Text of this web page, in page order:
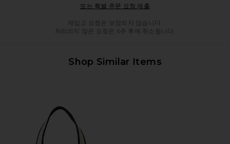
또는 특별 주문 요청 제출Opens in a modal window
재입고 요청은 보장되지 않습니다.
처리되지 않은 요청은 6주 후에 취소됩니다.
Shop Similar Items